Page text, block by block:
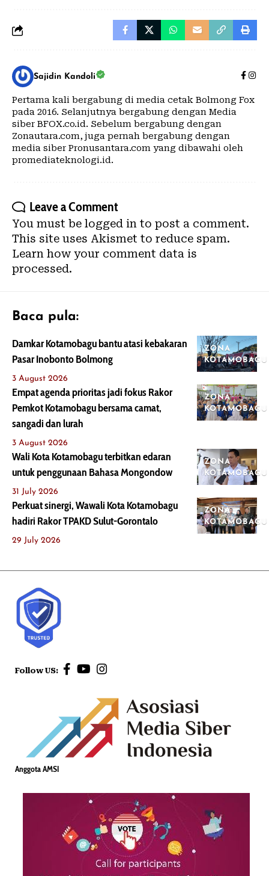
Sajidin Kandoli
Pertama kali bergabung di media cetak Bolmong Fox
pada 2016. Selanjutnya bergabung dengan Media
siber BFOX.co.id. Sebelum bergabung dengan
Zonautara.com, juga pernah bergabung dengan
media siber Pronusantara.com yang dibawahi oleh
promediateknologi.id.
Leave a Comment
You must be logged in to post a comment.
This site uses Akismet to reduce spam.
Learn how your comment data is
processed.
Baca pula:
ZONA
KOTAMOBAGU
Damkar Kotamobagu bantu atasi kebakaran
Pasar Inobonto Bolmong
3 August 2026
ZONA
KOTAMOBAGU
Empat agenda prioritas jadi fokus Rakor
Pemkot Kotamobagu bersama camat,
sangadi dan lurah
3 August 2026
ZONA
KOTAMOBAGU
Wali Kota Kotamobagu terbitkan edaran
untuk penggunaan Bahasa Mongondow
31 July 2026
ZONA
KOTAMOBAGU
Perkuat sinergi, Wawali Kota Kotamobagu
hadiri Rakor TPAKD Sulut-Gorontalo
29 July 2026
Follow US:
Anggota AMSI